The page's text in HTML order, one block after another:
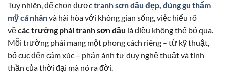
Tuy nhiên, để chọn đượctranh sơn dầu đẹp, đúng gu thẩm
mỹ cá nhânvà hài hòa với không gian sống, việc hiểu rõ
vềcác trường phái tranh sơn dầu là điều không thể bỏ qua.
Mỗi trường phái mang một phong cách riêng – từ kỹ thuật,
bố cục đến cảm xúc – phản ánh tư duy nghệ thuật và tinh
thần của thời đại mà nó ra đời.